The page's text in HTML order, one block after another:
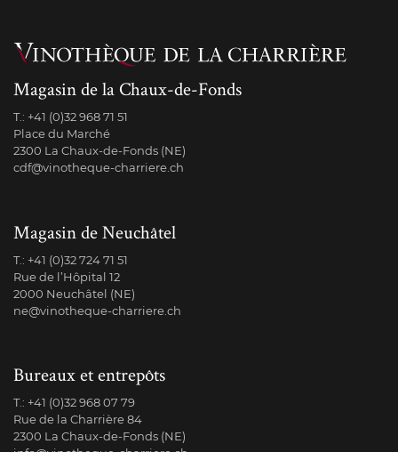
Magasin de la Chaux-de-Fonds
T.: +41 (0)32 968 71 51
Place du Marché
2300 La Chaux-de-Fonds (NE)
cdf@vinotheque-charriere.ch
Magasin de Neuchâtel
T.: +41 (0)32 724 71 51
Rue de l’Hôpital 12
2000 Neuchâtel (NE)
ne@vinotheque-charriere.ch
Bureaux et entrepôts
T.: +41 (0)32 968 07 79
Rue de la Charrière 84
2300 La Chaux-de-Fonds (NE)